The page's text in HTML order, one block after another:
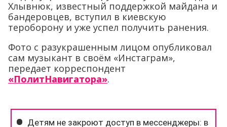
Хлывнюк, известный поддержкой майдана и
бандеровцев, вступил в киевскую
тероборону и уже успел получить ранения.
Фото с разукрашенным лицом опубликовал
сам музыкант в своём «Инстаграм»,
передает корреспондент
«ПолитНавигатора».